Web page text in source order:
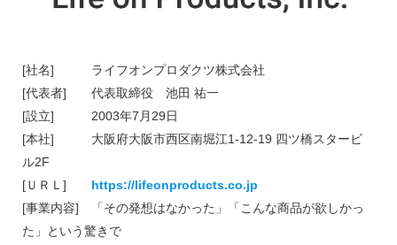
[社名] ライフオンプロダクツ株式会社
[代表者] 代表取締役 池田 祐一
[設立] 2003年7月29日
[本社] 大阪府大阪市西区南堀江1-12-19 四ツ橋スタービ
ル2F
[ＵＲＬ] https://lifeonproducts.co.jp
[事業内容] 「その発想はなかった」「こんな商品が欲しかっ
た」という驚きで